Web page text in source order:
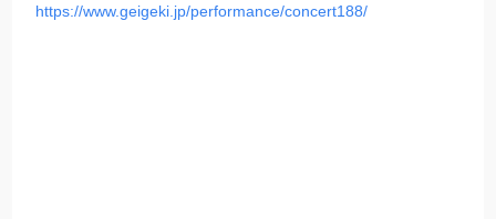
https://www.geigeki.jp/performance/concert188/